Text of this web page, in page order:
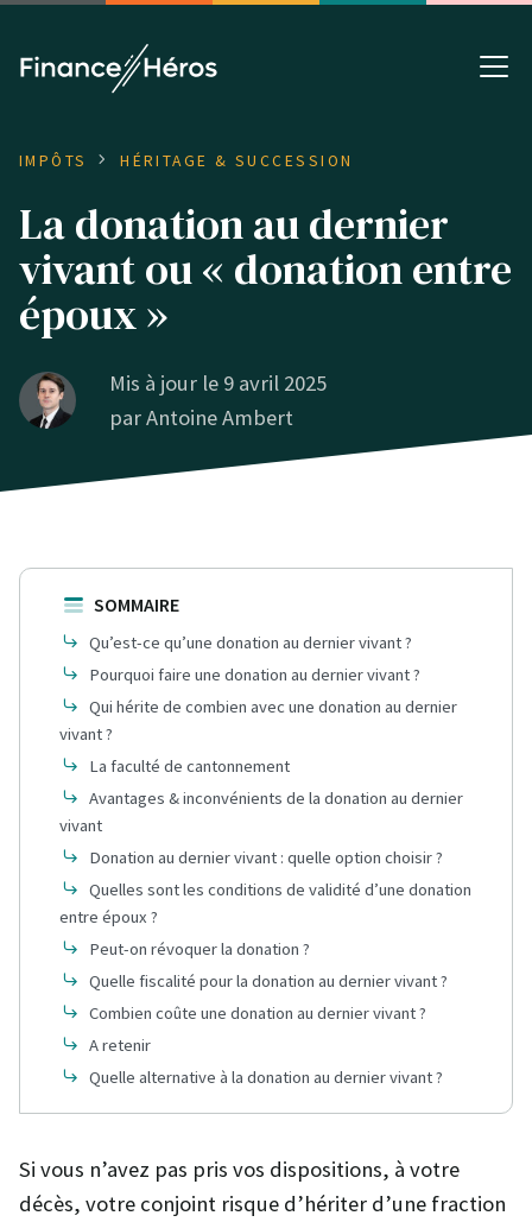
IMPÔTS HÉRITAGE & SUCCESSION
La donation au dernier
vivant ou « donation entre
époux »
Mis à jour le 9 avril 2025
parAntoine Ambert
SOMMAIRE
Qu’est-ce qu’une donation au dernier vivant ?
Pourquoi faire une donation au dernier vivant ?
Qui hérite de combien avec une donation au dernier
vivant ?
La faculté de cantonnement
Avantages & inconvénients de la donation au dernier
vivant
Donation au dernier vivant : quelle option choisir ?
Quelles sont les conditions de validité d’une donation
entre époux ?
Peut-on révoquer la donation ?
Quelle fiscalité pour la donation au dernier vivant ?
Combien coûte une donation au dernier vivant ?
A retenir
Quelle alternative à la donation au dernier vivant ?
Si vous n’avez pas pris vos dispositions, à votre
décès, votre conjoint risque d’hériter d’une fraction